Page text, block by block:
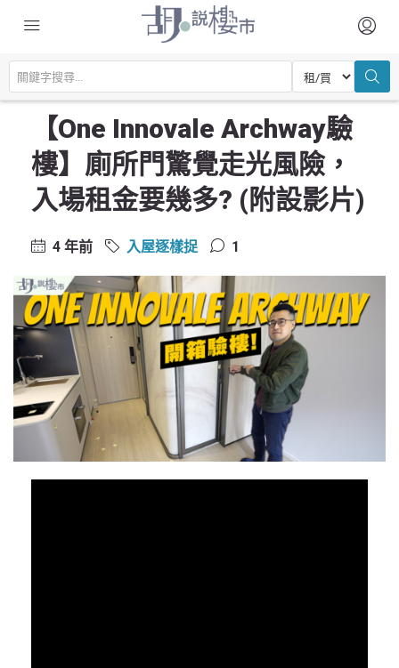
主頁
入屋逐樣捉
【One Innovale Archway驗樓】廁所門驚覺走光風險，入場租金要幾多?
(附設影片)
【One Innovale Archway驗
樓】廁所門驚覺走光風險，
入場租金要幾多? (附設影片)
4 年前 入屋逐樣捉 1